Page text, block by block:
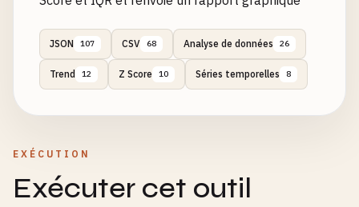
JSON 107 CSV 68 Analyse de données 26
Trend 12 Z Score 10 Séries temporelles 8
EXÉCUTION
Exécuter cet outil